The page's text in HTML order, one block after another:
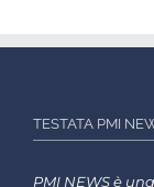
TESTATA PMI
PMI NEWS è